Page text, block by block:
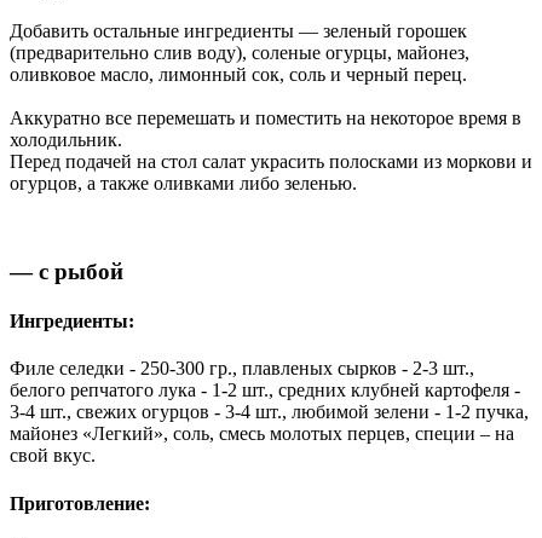
Добавить остальные ингредиенты — зеленый горошек
(предварительно слив воду), соленые огурцы, майонез,
оливковое масло, лимонный сок, соль и черный перец.
Аккуратно все перемешать и поместить на некоторое время в
холодильник.
Перед подачей на стол салат украсить полосками из моркови и
огурцов, а также оливками либо зеленью.
— с рыбой
Ингредиенты:
Филе селедки - 250-300 гр., плавленых сырков - 2-3 шт.,
белого репчатого лука - 1-2 шт., средних клубней картофеля -
3-4 шт., свежих огурцов - 3-4 шт., любимой зелени - 1-2 пучка,
майонез «Легкий», соль, смесь молотых перцев, специи – на
свой вкус.
Приготовление: